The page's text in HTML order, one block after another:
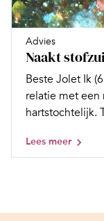
Advies
Naakt
Beste Jolet Ik
relatie met een
hartstochtelijk.
Lees meer